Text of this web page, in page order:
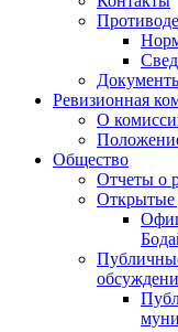
Ревизионная
О
Общество
Отчеты о
Открытые